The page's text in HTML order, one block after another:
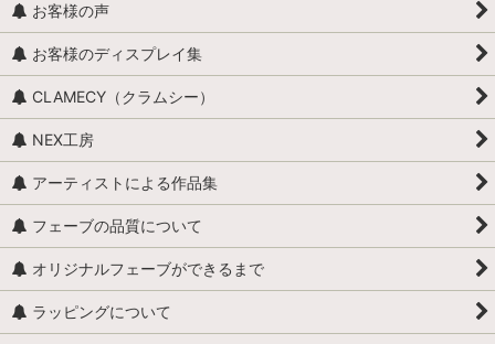
フランス（アルザス・ブルターニュなど）
イタリア
アメリカ・インディアン
南極・北極・アラスカ・グリーンランド
ダコタ
マサイ
お客様の声
お客様のディスプレイ集
CLAMECY（クラムシー）
NEX工房
アーティストによる作品集
フェーブの品質について
オリジナルフェーブができるまで
ラッピングについて